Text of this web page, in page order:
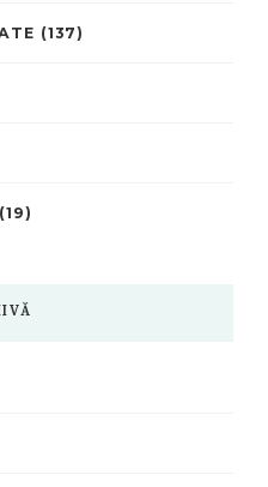
(137)
(19)